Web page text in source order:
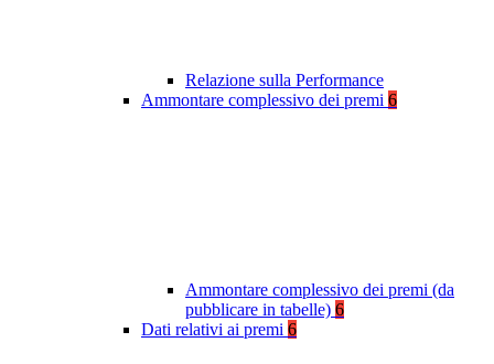
Relazione sulla Performance
Ammontare complessivo dei premi 6
Ammontare complessivo dei premi (da
pubblicare in tabelle) 6
Dati relativi ai premi 6